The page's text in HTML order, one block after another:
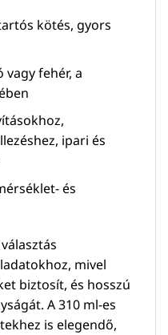
kötés, gyors
vagy fehér, a
ipari és
és
mivel
biztosít, és hosszú
A 310 ml-es
is elegendő,